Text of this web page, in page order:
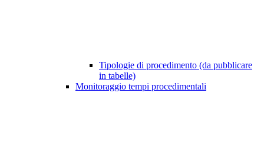
Tipologie di procedimento (da pubblicare
in tabelle)
Monitoraggio tempi procedimentali